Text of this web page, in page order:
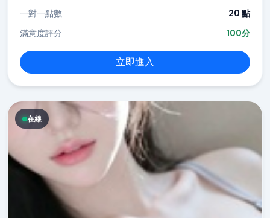
一對一點數
20 點
滿意度評分
100分
立即進入
在線